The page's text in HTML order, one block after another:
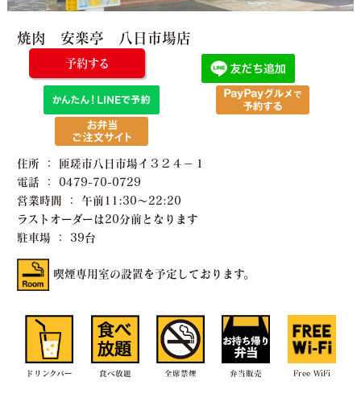
焼肉 安楽亭 八日市場店
予約する
住所 ： 匝瑳市八日市場イ３２４−１
電話 ： 0479-70-0729
営業時間 ： 午前11:30〜22:20
ラストオーダーは20分前となります
駐車場 ： 39台
喫煙専用室の設置を予定しております。
ドリンクバー 食べ放題 全席禁煙 弁当販売 Free WiFi